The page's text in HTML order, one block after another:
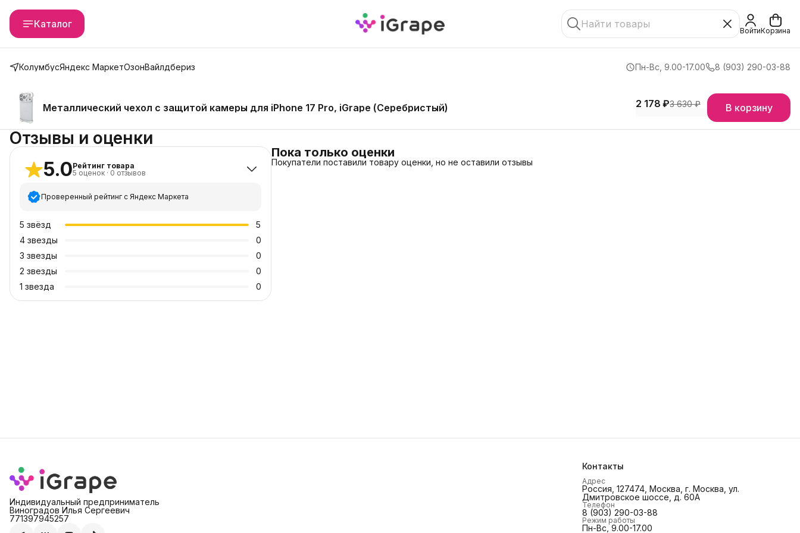
Каталог
ВойтиКорзина
КолумбусЯндекс МаркетОзонВайлдбериз Пн-Вс, 9.00-17.00 8 (903) 290-03-88
Металлический чехол с защитой камеры для iPhone 17 Pro, iGrape (Серебристый) 2 178 ₽3 630 ₽ В корзину
Отзывы и оценки
5.0Рейтинг товара
5 оценок · 0 отзывов
Проверенный рейтинг с Яндекс Маркета
5 звёзд
5
4 звезды
0
3 звезды
0
2 звезды
0
1 звезда 0
Пока только оценки
Покупатели поставили товару оценки, но не оставили отзывы
Индивидуальный предприниматель
Виноградов Илья Сергеевич
771397945257
Контакты
Адрес
Россия, 127474, Москва, г. Москва, ул.
Дмитровское шоссе, д. 60А
Телефон
8 (903) 290-03-88
Режим работы
Пн-Вс, 9.00-17.00